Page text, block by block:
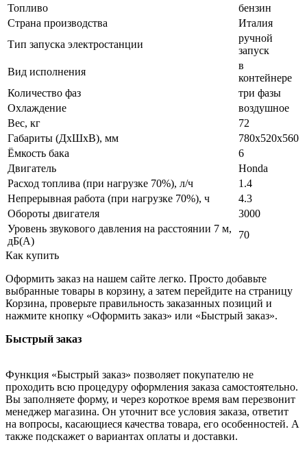
Топливо
бензин
Страна производства
Италия
Тип запуска электростанции
ручной
запуск
Вид исполнения
в
контейнере
Количество фаз
три фазы
Охлаждение
воздушное
Вес, кг
72
Габариты (ДхШхВ), мм
780x520x560
Ёмкость бака
6
Двигатель
Honda
Расход топлива (при нагрузке 70%), л/ч
1.4
Непрерывная работа (при нагрузке 70%), ч
4.3
Обороты двигателя
3000
Уровень звукового давления на расстоянии 7 м,
дБ(A)
70
Как купить
Оформить заказ на нашем сайте легко. Просто добавьте
выбранные товары в корзину, а затем перейдите на страницу
Корзина, проверьте правильность заказанных позиций и
нажмите кнопку «Оформить заказ» или «Быстрый заказ».
Быстрый заказ
Функция «Быстрый заказ» позволяет покупателю не
проходить всю процедуру оформления заказа самостоятельно.
Вы заполняете форму, и через короткое время вам перезвонит
менеджер магазина. Он уточнит все условия заказа, ответит
на вопросы, касающиеся качества товара, его особенностей. А
также подскажет о вариантах оплаты и доставки.